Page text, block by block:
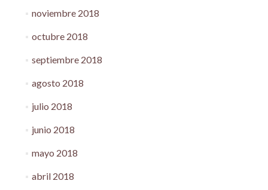
noviembre 2018
octubre 2018
septiembre 2018
agosto 2018
julio 2018
junio 2018
mayo 2018
abril 2018